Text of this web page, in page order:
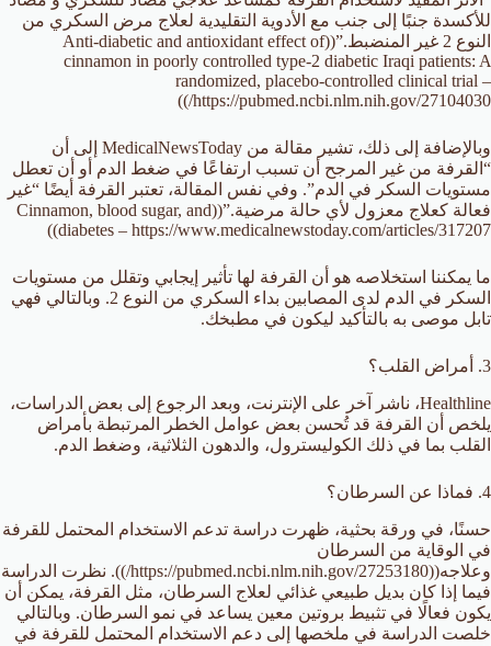
للأكسدة جنبًا إلى جنب مع الأدوية التقليدية لعلاج مرض السكري من
النوع 2 غير المنضبط.”((Anti-diabetic and antioxidant effect of
cinnamon in poorly controlled type-2 diabetic Iraqi patients: A
randomized, placebo-controlled clinical trial –
https://pubmed.ncbi.nlm.nih.gov/27104030/))
وبالإضافة إلى ذلك، تشير مقالة من MedicalNewsToday إلى أن
“القرفة من غير المرجح أن تسبب ارتفاعًا في ضغط الدم أو أن تعطل
مستويات السكر في الدم”. وفي نفس المقالة، تعتبر القرفة أيضًا “غير
فعالة كعلاج معزول لأي حالة مرضية.”((Cinnamon, blood sugar, and
diabetes – https://www.medicalnewstoday.com/articles/317207))
ما يمكننا استخلاصه هو أن القرفة لها تأثير إيجابي وتقلل من مستويات
السكر في الدم لدى المصابين بداء السكري من النوع 2. وبالتالي فهي
تابل موصى به بالتأكيد ليكون في مطبخك.
3. أمراض القلب؟
Healthline، ناشر آخر على الإنترنت، وبعد الرجوع إلى بعض الدراسات،
يلخص أن القرفة قد تُحسن بعض عوامل الخطر المرتبطة بأمراض
القلب بما في ذلك الكوليسترول، والدهون الثلاثية، وضغط الدم.
4. فماذا عن السرطان؟
حسنًا، في ورقة بحثية، ظهرت دراسة تدعم الاستخدام المحتمل للقرفة
في الوقاية من السرطان
وعلاجه((https://pubmed.ncbi.nlm.nih.gov/27253180/)). نظرت الدراسة
فيما إذا كان بديل طبيعي غذائي لعلاج السرطان، مثل القرفة، يمكن أن
يكون فعالًا في تثبيط بروتين معين يساعد في نمو السرطان. وبالتالي
خلصت الدراسة في ملخصها إلى دعم الاستخدام المحتمل للقرفة في